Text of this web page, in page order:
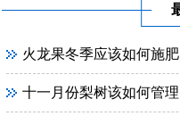
火龙果冬季应该如何施肥
十一月份梨树该如何管理？十